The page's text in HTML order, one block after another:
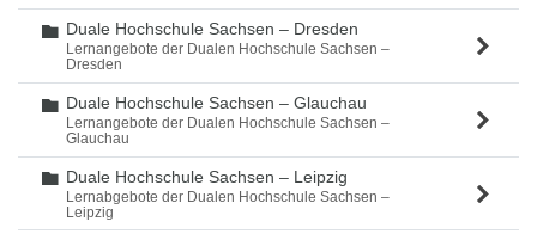
Ordner
Duale Hochschule Sachsen – Dresden
Lernangebote der Dualen Hochschule Sachsen –
Dresden
Ordner
Duale Hochschule Sachsen – Glauchau
Lernangebote der Dualen Hochschule Sachsen –
Glauchau
Ordner
Duale Hochschule Sachsen – Leipzig
Lernabgebote der Dualen Hochschule Sachsen –
Leipzig